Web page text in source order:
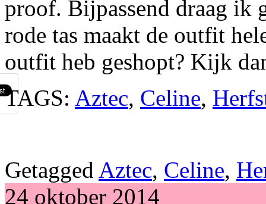
proof. Bijpassend draag ik
rode tas maakt de outfit
outfit heb geshopt? Kijk
TAGS: Aztec, Celine,
Getagged Aztec, Celine,
24 oktober 2014